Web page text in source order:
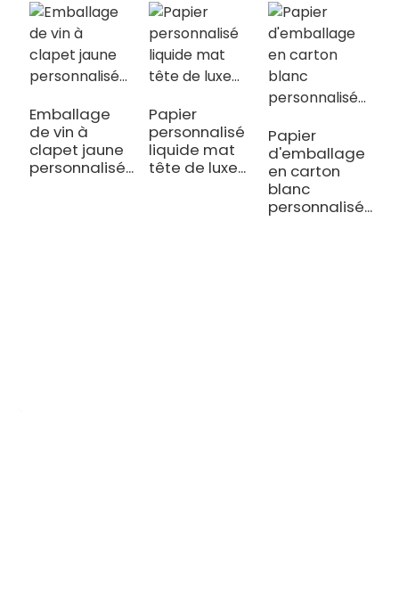
Emballage
de vin à
clapet jaune
personnalisé...
Papier
personnalisé
liquide mat
tête de luxe...
Papier
d'emballage
en carton
blanc
personnalisé...